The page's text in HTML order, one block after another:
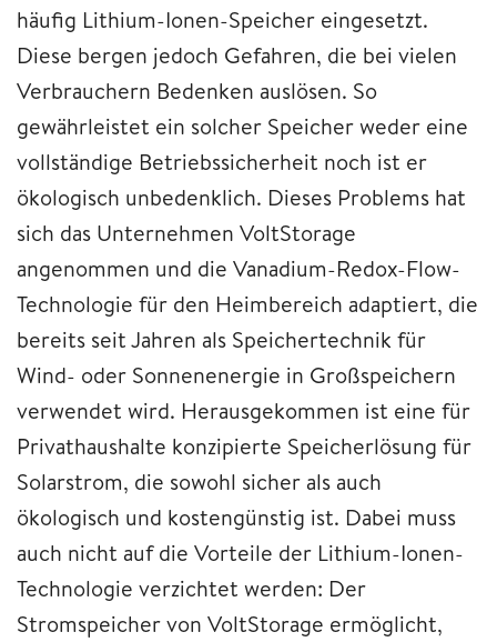
häufig Lithium-Ionen-Speicher eingesetzt.
Diese bergen jedoch Gefahren, die bei vielen
Verbrauchern Bedenken auslösen. So
gewährleistet ein solcher Speicher weder eine
vollständige Betriebssicherheit noch ist er
ökologisch unbedenklich. Dieses Problems hat
sich das Unternehmen VoltStorage
angenommen und die Vanadium-Redox-Flow-
Technologie für den Heimbereich adaptiert, die
bereits seit Jahren als Speichertechnik für
Wind- oder Sonnenenergie in Großspeichern
verwendet wird. Herausgekommen ist eine für
Privathaushalte konzipierte Speicherlösung für
Solarstrom, die sowohl sicher als auch
ökologisch und kostengünstig ist. Dabei muss
auch nicht auf die Vorteile der Lithium-Ionen-
Technologie verzichtet werden: Der
Stromspeicher von VoltStorage ermöglicht,